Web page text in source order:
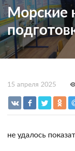
Морские
15 апреля 2025
не удалось